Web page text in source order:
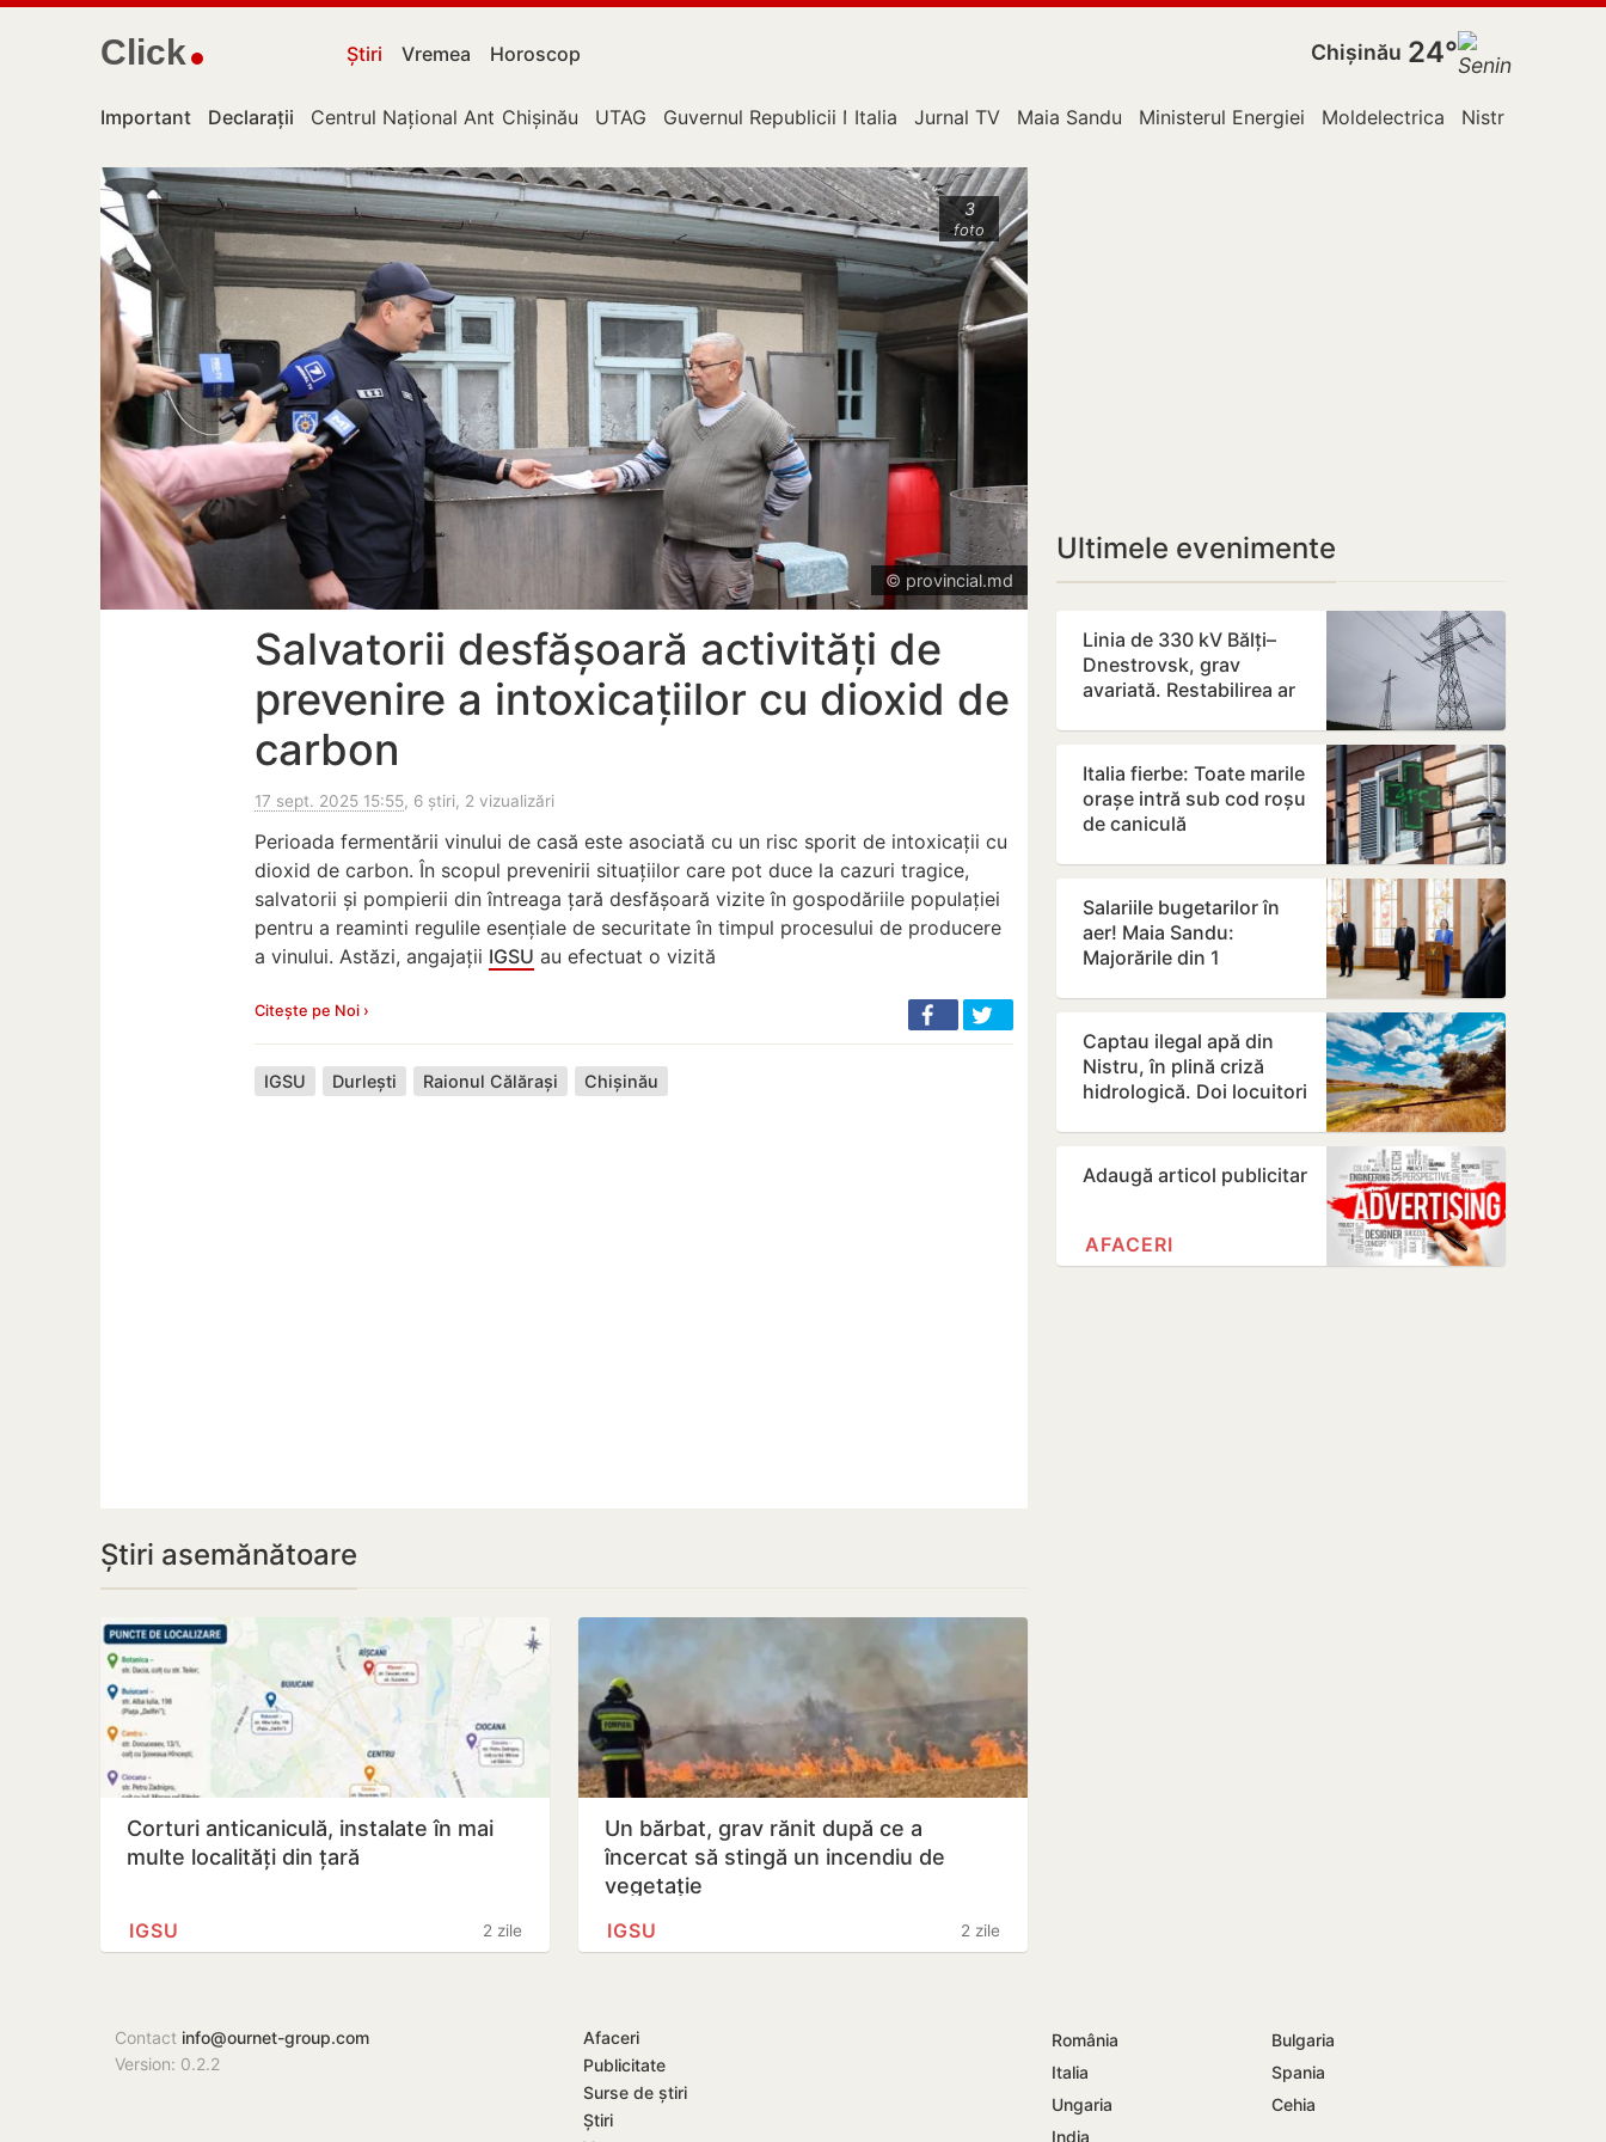
Click Știri Vremea Horoscop Chișinău 24°
Important Declarații Centrul Național Anticorupție
Chișinău UTAG Guvernul Republicii Moldova
Italia Jurnal TV Maia Sandu Ministerul Energiei Moldelectrica Nistru
3
foto
© provincial.md
Salvatorii desfășoară activități de
prevenire a intoxicațiilor cu dioxid de
carbon
17 sept. 2025 15:55, 6 știri, 2 vizualizări
Perioada fermentării vinului de casă este asociată cu un risc sporit de intoxicații cu
dioxid de carbon. În scopul prevenirii situațiilor care pot duce la cazuri tragice,
salvatorii și pompierii din întreaga țară desfășoară vizite în gospodăriile populației
pentru a reaminti regulile esențiale de securitate în timpul procesului de producere
a vinului. Astăzi, angajații IGSU au efectuat o vizită
Citește pe Noi ›
IGSU Durlești Raionul Călărași Chișinău
Știri asemănătoare
Corturi anticaniculă, instalate în mai
multe localități din țară
2 zile
IGSU
Un bărbat, grav rănit după ce a
încercat să stingă un incendiu de
vegetație
2 zile
IGSU
Ultimele evenimente
Linia de 330 kV Bălți–
Dnestrovsk, grav
avariată. Restabilirea ar
Italia fierbe: Toate marile
orașe intră sub cod roșu
de caniculă
Salariile bugetarilor în
aer! Maia Sandu:
Majorările din 1
amânate
Captau ilegal apă din
Nistru, în plină criză
hidrologică. Doi locuitori
Adaugă articol publicitar
AFACERI
Contact info@ournet-group.com
Version: 0.2.2
Afaceri
Publicitate
Surse de știri
Știri
România
Bulgaria
Italia
Spania
Ungaria
Cehia
India